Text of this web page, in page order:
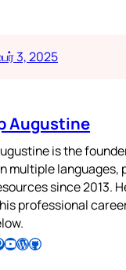
3, 2025
Augustine
is the
multiple
since 2013.
professional
Subscribe to Pradeep’s Youtube Channel Follow Pradeep on WordPress Follow Pradeep on GitHub